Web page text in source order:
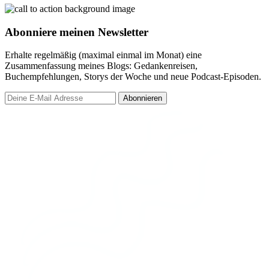
Abonniere meinen Newsletter
Erhalte regelmäßig (maximal einmal im Monat) eine
Zusammenfassung meines Blogs: Gedankenreisen,
Buchempfehlungen, Storys der Woche und neue Podcast-Episoden.
Abonnieren